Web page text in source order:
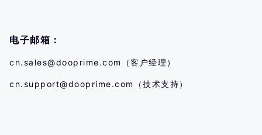
电子邮箱：
cn.sales@dooprime.com （客户经理）
cn.support@dooprime.com （技术支持）